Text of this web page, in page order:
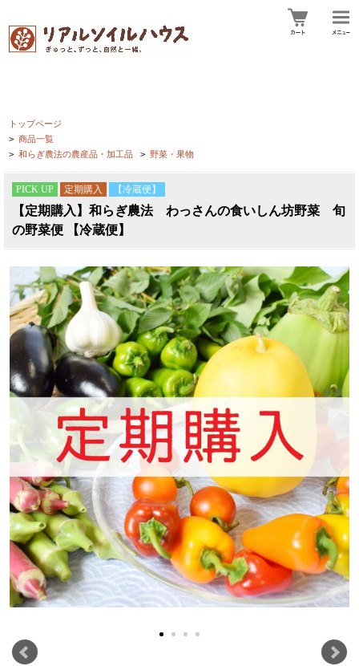
トップページ
> 商品一覧
> 和らぎ農法の農産品・加工品 > 野菜・果物
PICK UP 定期購入 【冷蔵便】
【定期購入】和らぎ農法 わっさんの食いしん坊野菜 旬
の野菜便 【冷蔵便】